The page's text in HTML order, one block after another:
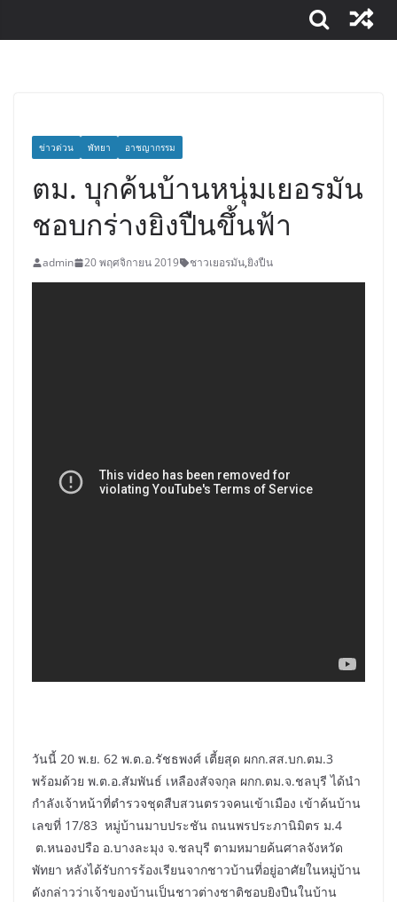
ข่าวด่วน พัทยา อาชญากรรม
ตม. บุกค้นบ้านหนุ่มเยอรมัน
ชอบกร่างยิงปืนขึ้นฟ้า
admin 20 พฤศจิกายน 2019 ชาวเยอรมัน,ยิงปืน
วันนี้ 20 พ.ย. 62 พ.ต.อ.รัชธพงศ์ เตี้ยสุด ผกก.สส.บก.ตม.3
พร้อมด้วย พ.ต.อ.สัมพันธ์ เหลืองสัจจกุล ผกก.ตม.จ.ชลบุรี ได้นำ
กำลังเจ้าหน้าที่ตำรวจชุดสืบสวนตรวจคนเข้าเมือง เข้าค้นบ้าน
เลขที่ 17/83 หมู่บ้านมาบประชัน ถนนพรประภานิมิตร ม.4
ต.หนองปรือ อ.บางละมุง จ.ชลบุรี ตามหมายค้นศาลจังหวัด
พัทยา หลังได้รับการร้องเรียนจากชาวบ้านที่อยู่อาศัยในหมู่บ้าน
ดังกล่าวว่าเจ้าของบ้านเป็นชาวต่างชาติชอบยิงปืนในบ้าน